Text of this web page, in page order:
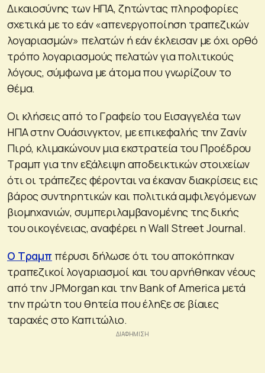
Δικαιοσύνης των ΗΠΑ, ζητώντας πληροφορίες
σχετικά με το εάν «απενεργοποίηση τραπεζικών
λογαριασμών» πελατών ή εάν έκλεισαν με όχι ορθό
τρόπο λογαριασμούς πελατών για πολιτικούς
λόγους, σύμφωνα με άτομα που γνωρίζουν το
θέμα.
Οι κλήσεις από το Γραφείο του Εισαγγελέα των
ΗΠΑ στην Ουάσινγκτον, με επικεφαλής την Ζανίν
Πιρό, κλιμακώνουν μια εκστρατεία του Προέδρου
Τραμπ για την εξάλειψη αποδεικτικών στοιχείων
ότι οι τράπεζες φέρονται να έκαναν διακρίσεις εις
βάρος συντηρητικών και πολιτικά αμφιλεγόμενων
βιομηχανιών, συμπεριλαμβανομένης της δικής
του οικογένειας, αναφέρει η Wall Street Journal.
Ο Τραμπ πέρυσι δήλωσε ότι του αποκόπηκαν
τραπεζικοί λογαριασμοί και του αρνήθηκαν νέους
από την JPMorgan και την Bank of America μετά
την πρώτη του θητεία που έληξε σε βίαιες
ταραχές στο Καπιτώλιο.